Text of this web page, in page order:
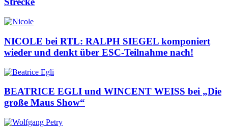
NICOLE bei RTL: RALPH SIEGEL komponiert
wieder und denkt über ESC-Teilnahme nach!
BEATRICE EGLI und WINCENT WEISS bei „Die
große Maus Show“